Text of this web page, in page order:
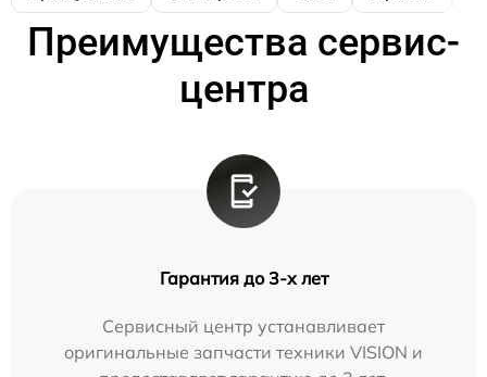
Преимущества сервис-
центра
Гарантия до 3-х лет
Сервисный центр устанавливает
оригинальные запчасти техники VISION и